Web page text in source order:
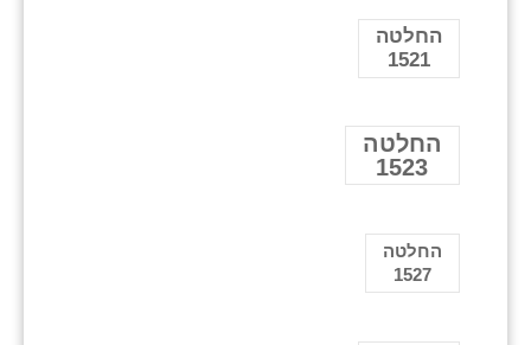
החלטה
1521
החלטה
1523
החלטה
1527